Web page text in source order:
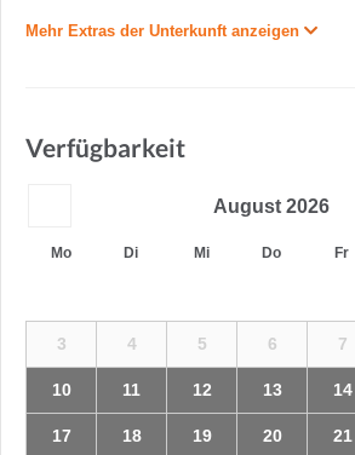
Mehr Extras der Unterkunft anzeigen
Verfügbarkeit
August 2026
Mo Di Mi Do Fr
3 4 5 6 7
10 11 12 13 14
17 18 19 20 21